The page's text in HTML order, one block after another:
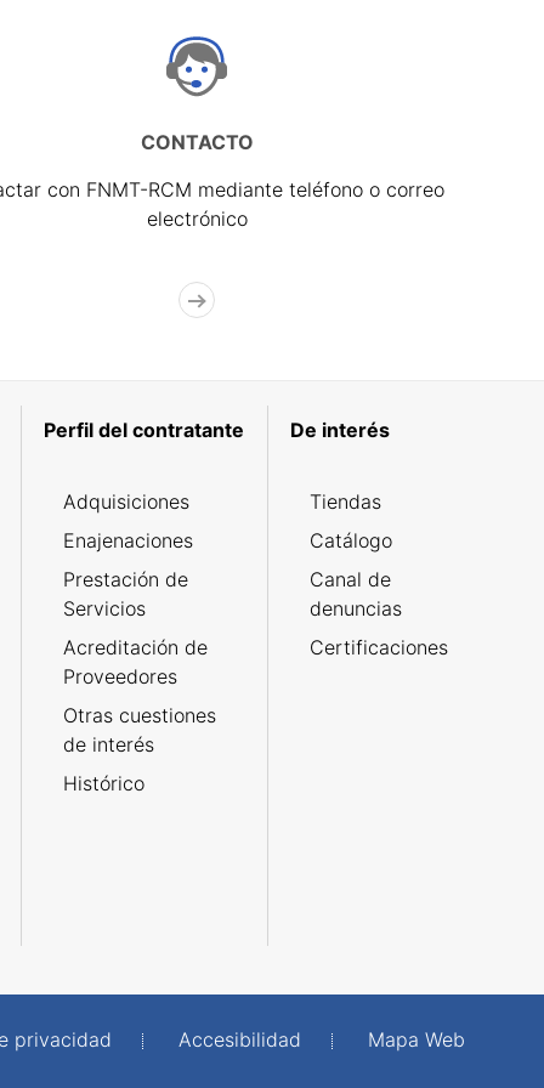
CONTACTO
con FNMT-RCM mediante teléfono o correo
electrónico
Perfil del contratante
Adquisiciones
Enajenaciones
Prestación de
Servicios
Acreditación de
Proveedores
Otras cuestiones
de interés
Histórico
De interés
Tiendas
Catálogo
Canal de
denuncias
Certificaciones
privacidad Accesibilidad Mapa Web